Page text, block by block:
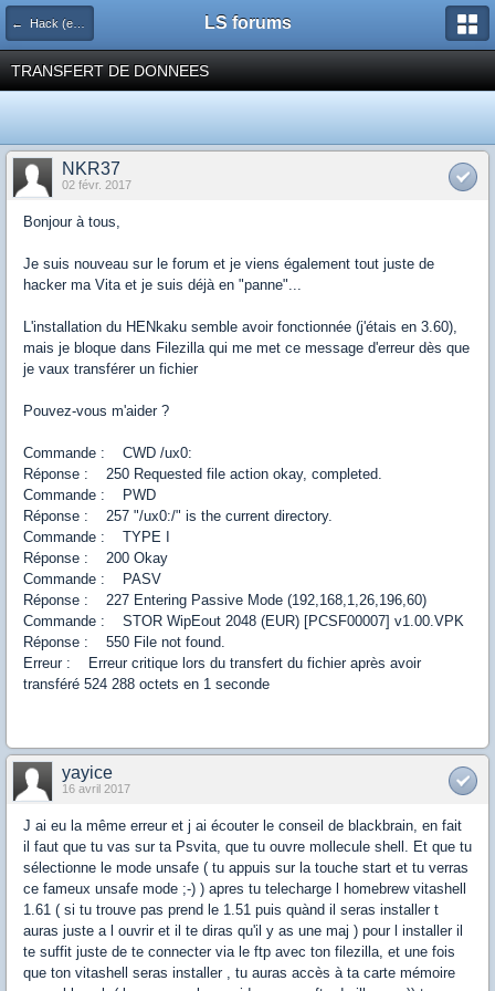
← Hack (exploits, homebrews...) LS forums
TRANSFERT DE DONNEES
NKR37
02 févr. 2017
Bonjour à tous,
Je suis nouveau sur le forum et je viens également tout juste de
hacker ma Vita et je suis déjà en "panne"...
L'installation du HENkaku semble avoir fonctionnée (j'étais en 3.60),
mais je bloque dans Filezilla qui me met ce message d'erreur dès que
je vaux transférer un fichier
Pouvez-vous m'aider ?
Commande : CWD /ux0:
Réponse : 250 Requested file action okay, completed.
Commande : PWD
Réponse : 257 "/ux0:/" is the current directory.
Commande : TYPE I
Réponse : 200 Okay
Commande : PASV
Réponse : 227 Entering Passive Mode (192,168,1,26,196,60)
Commande : STOR WipEout 2048 (EUR) [PCSF00007] v1.00.VPK
Réponse : 550 File not found.
Erreur : Erreur critique lors du transfert du fichier après avoir
transféré 524 288 octets en 1 seconde
yayice
16 avril 2017
J ai eu la même erreur et j ai écouter le conseil de blackbrain, en fait
il faut que tu vas sur ta Psvita, que tu ouvre mollecule shell. Et que tu
sélectionne le mode unsafe ( tu appuis sur la touche start et tu verras
ce fameux unsafe mode ;-) ) apres tu telecharge l homebrew vitashell
1.61 ( si tu trouve pas prend le 1.51 puis quànd il seras installer t
auras juste a l ouvrir et il te diras qu'il y as une maj ) pour l installer il
te suffit juste de te connecter via le ftp avec ton filezilla, et une fois
que ton vitashell seras installer , tu auras accès à ta carte mémoire